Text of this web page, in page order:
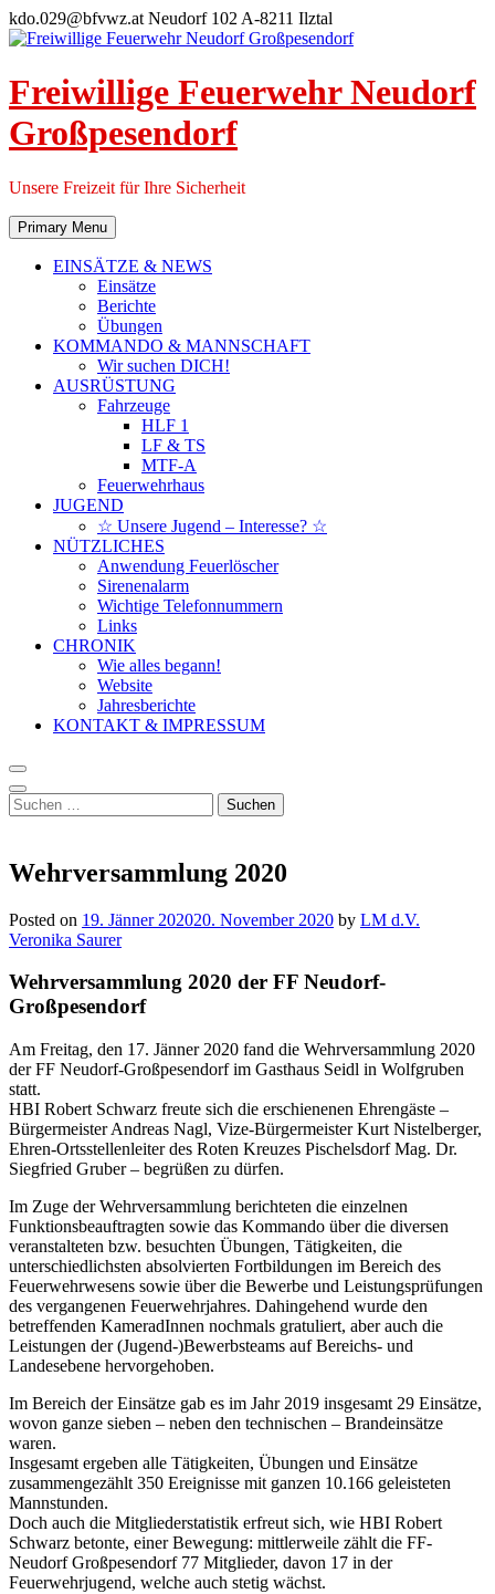
Skip
to
kdo.029@bfvwz.at Neudorf 102 A-8211 Ilztal
Freiwillige Feuerwehr Neudorf
Großpesendorf
Unsere Freizeit für Ihre Sicherheit
Primary Menu
EINSÄTZE & NEWS
Einsätze
Berichte
Übungen
KOMMANDO & MANNSCHAFT
Wir suchen DICH!
AUSRÜSTUNG
Fahrzeuge
HLF 1
LF & TS
MTF-A
Feuerwehrhaus
JUGEND
☆ Unsere Jugend – Interesse? ☆
NÜTZLICHES
Anwendung Feuerlöscher
Sirenenalarm
Wichtige Telefonnummern
Links
CHRONIK
Wie alles begann!
Website
Jahresberichte
KONTAKT & IMPRESSUM
Suchen
nach:
Wehrversammlung 2020
Posted on 19. Jänner 202020. November 2020 by LM d.V.
Veronika Saurer
Wehrversammlung 2020 der FF Neudorf-
Großpesendorf
Am Freitag, den 17. Jänner 2020 fand die Wehrversammlung 2020
der FF Neudorf-Großpesendorf im Gasthaus Seidl in Wolfgruben
statt.
HBI Robert Schwarz freute sich die erschienenen Ehrengäste –
Bürgermeister Andreas Nagl, Vize-Bürgermeister Kurt Nistelberger,
Ehren-Ortsstellenleiter des Roten Kreuzes Pischelsdorf Mag. Dr.
Siegfried Gruber – begrüßen zu dürfen.
Im Zuge der Wehrversammlung berichteten die einzelnen
Funktionsbeauftragten sowie das Kommando über die diversen
veranstalteten bzw. besuchten Übungen, Tätigkeiten, die
unterschiedlichsten absolvierten Fortbildungen im Bereich des
Feuerwehrwesens sowie über die Bewerbe und Leistungsprüfungen
des vergangenen Feuerwehrjahres. Dahingehend wurde den
betreffenden KameradInnen nochmals gratuliert, aber auch die
Leistungen der (Jugend-)Bewerbsteams auf Bereichs- und
Landesebene hervorgehoben.
Im Bereich der Einsätze gab es im Jahr 2019 insgesamt 29 Einsätze,
wovon ganze sieben – neben den technischen – Brandeinsätze
waren.
Insgesamt ergeben alle Tätigkeiten, Übungen und Einsätze
zusammengezählt 350 Ereignisse mit ganzen 10.166 geleisteten
Mannstunden.
Doch auch die Mitgliederstatistik erfreut sich, wie HBI Robert
Schwarz betonte, einer Bewegung: mittlerweile zählt die FF-
Neudorf Großpesendorf 77 Mitglieder, davon 17 in der
Feuerwehrjugend, welche auch stetig wächst.